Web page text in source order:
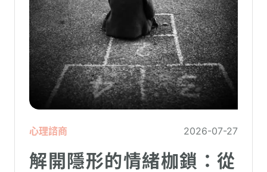
心理諮商 2026-07-27
解開隱形的情緒枷鎖：從